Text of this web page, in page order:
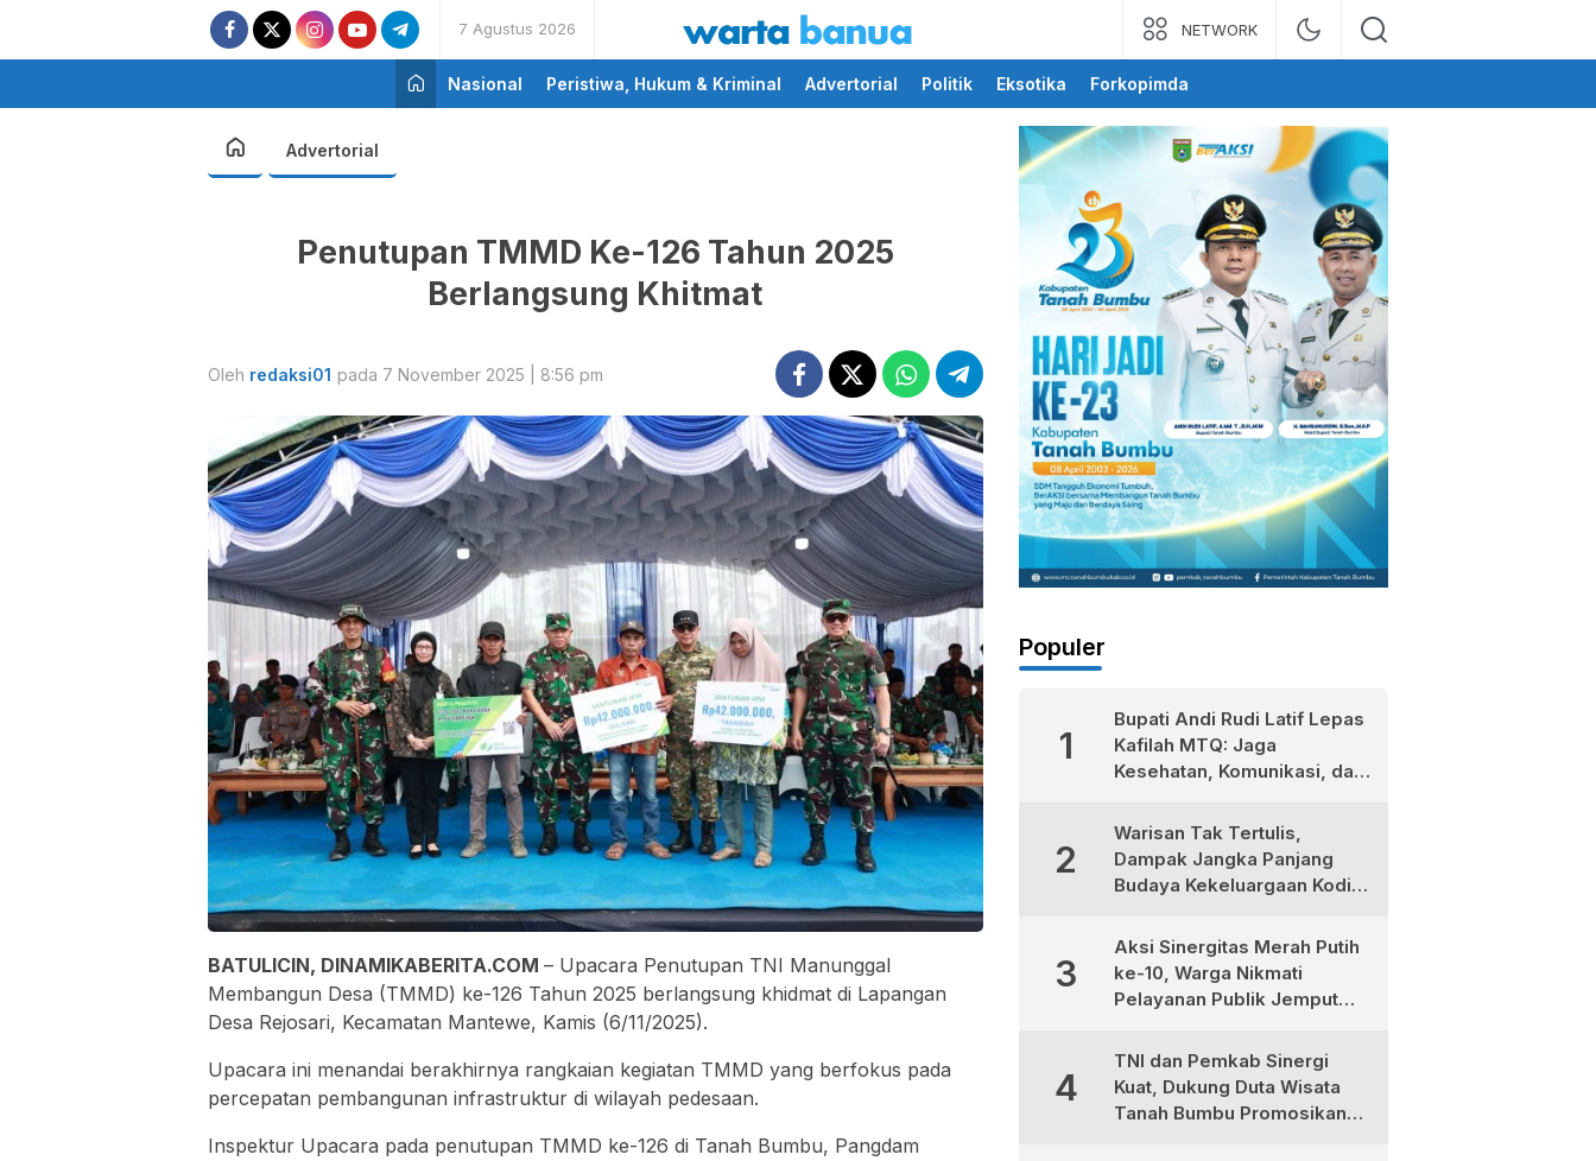
7 Agustus 2026
wartabanua.com
memberikan informasi
yang cerdas dan fakta
NETWORK
Nasional Peristiwa, Hukum & Kriminal Advertorial Politik Eksotika Forkopimda
Advertorial
Penutupan TMMD Ke-126 Tahun 2025
Berlangsung Khitmat
Oleh redaksi01 pada 7 November 2025 | 8:56 pm
BATULICIN, DINAMIKABERITA.COM – Upacara Penutupan TNI Manunggal
Membangun Desa (TMMD) ke-126 Tahun 2025 berlangsung khidmat di Lapangan
Desa Rejosari, Kecamatan Mantewe, Kamis (6/11/2025).
Upacara ini menandai berakhirnya rangkaian kegiatan TMMD yang berfokus pada
percepatan pembangunan infrastruktur di wilayah pedesaan.
Inspektur Upacara pada penutupan TMMD ke-126 di Tanah Bumbu, Pangdam
Populer
1
Bupati Andi Rudi Latif Lepas
Kafilah MTQ: Jaga
Kesehatan, Komunikasi, dan
Dunia Akhirat
2
Warisan Tak Tertulis,
Dampak Jangka Panjang
Budaya Kekeluargaan Kodim
3
Aksi Sinergitas Merah Putih
ke-10, Warga Nikmati
Pelayanan Publik Jemput
4
TNI dan Pemkab Sinergi
Kuat, Dukung Duta Wisata
Tanah Bumbu Promosikan